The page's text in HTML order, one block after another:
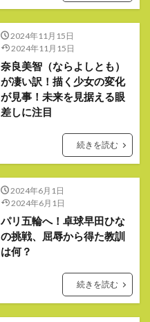
2024年11月15日
2024年11月15日
奈良美智（ならよしとも）
が凄い訳！描く少女の変化
が見事！未来を見据える眼
差しに注目
続きを読む
2024年6月1日
2024年6月1日
パリ五輪へ！卓球早田ひな
の挑戦、屈辱から得た教訓
は何？
続きを読む